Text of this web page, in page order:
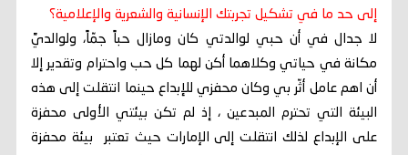
إلى حد ما في تشكيل تجربتك الإنسانية والشعرية والإعلامية؟
لا جدال في أن حبي لوالدتي كان ومازال حباً جمّاً، ولوالديَّ
مكانة في حياتي وكلاهما أكن لهما كل حب واحترام وتقدير إلا
أن اهم عامل أثّر بي وكان محفزي للإبداع حينما انتقلت إلى هذه
البيئة التي تحترم المبدعين ، إذ لم تكن بيئتي الأولى محفزة
على الإبداع لذلك انتقلت إلى الإمارات حيث تعتبر بيئة محفزة